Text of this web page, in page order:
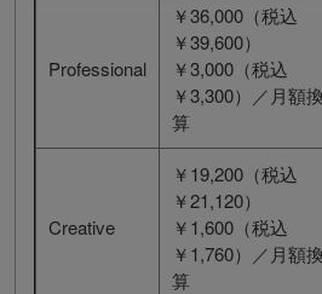
Professional
￥36,000（税込
￥39,600）
￥3,000（税込
￥3,300）／月額換
算
Creative
￥19,200（税込
￥21,120）
￥1,600（税込
￥1,760）／月額換
算